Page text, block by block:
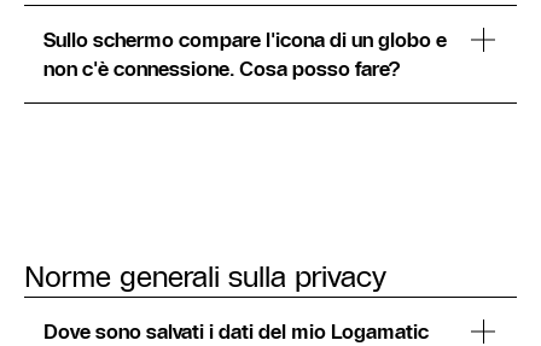
Sullo schermo compare l'icona di un globo e
non c'è connessione. Cosa posso fare?
Norme generali sulla privacy
Dove sono salvati i dati del mio Logamatic